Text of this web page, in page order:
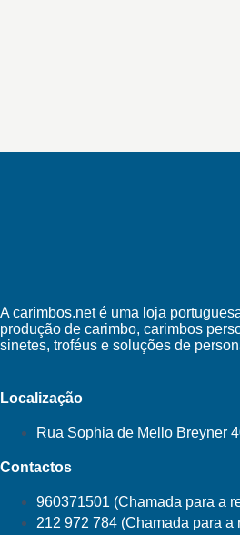
A carimbos.net é uma loja
produção de carimbo, carimbos
sinetes, troféus e soluções de
Localização
Rua Sophia de Mello Breyner
Contactos
960371501 (Chamada para a
212 972 784 (Chamada para a